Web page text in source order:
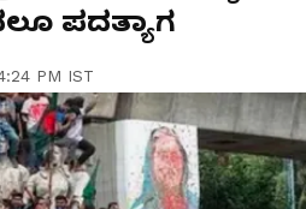
ಪದತ್ಯಾಗ
PM IST